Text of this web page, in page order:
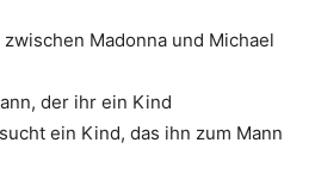
Madonna und Michael
der ihr ein Kind
ein Kind, das ihn zum Mann